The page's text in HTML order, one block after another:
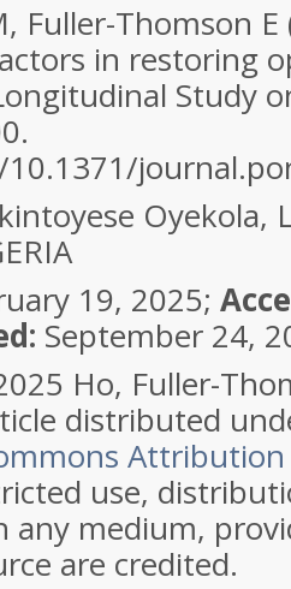
Fuller-Thomson
in restoring
Study
Oyekola,
19, 2025;
September 24,
Ho, Fuller-
distributed
Attribution
use,
any medium,
are credited.